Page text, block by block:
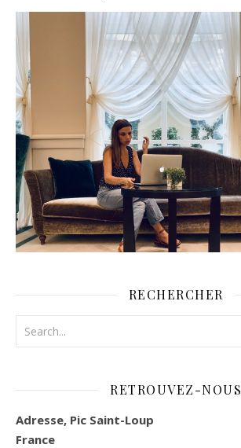
RECHERCHER
RETROUVEZ-NOUS
Adresse, Pic Saint-Loup
France